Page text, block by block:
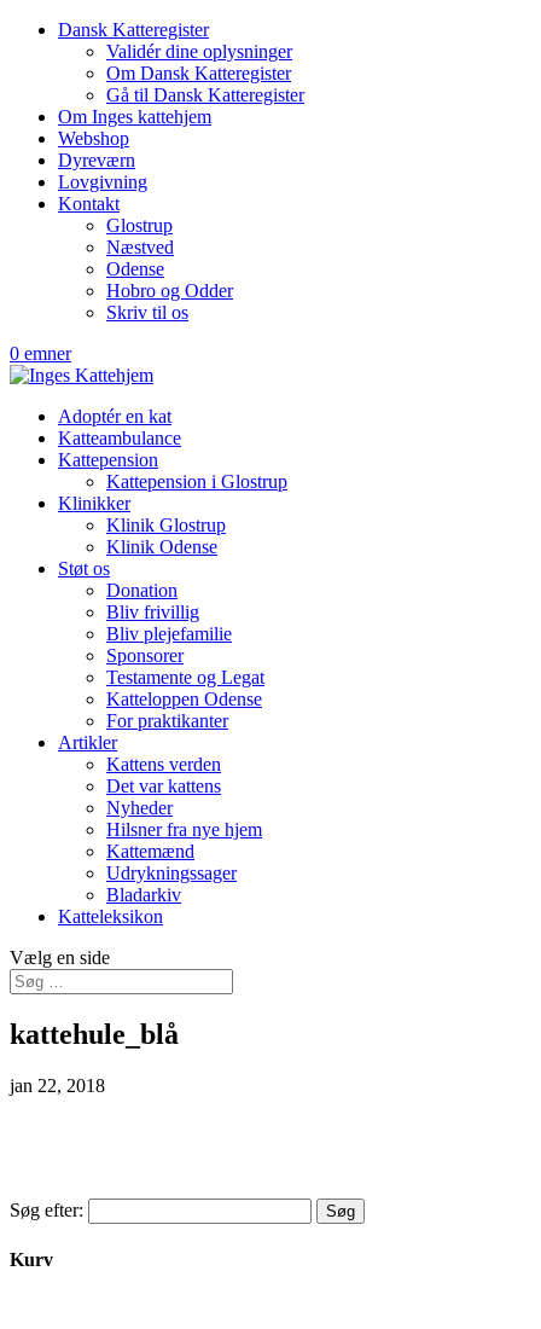
Dansk Katteregister
Validér dine oplysninger
Om Dansk Katteregister
Gå til Dansk Katteregister
Om Inges kattehjem
Webshop
Dyreværn
Lovgivning
Kontakt
Glostrup
Næstved
Odense
Hobro og Odder
Skriv til os
0 emner
Adoptér en kat
Katteambulance
Kattepension
Kattepension i Glostrup
Klinikker
Klinik Glostrup
Klinik Odense
Støt os
Donation
Bliv frivillig
Bliv plejefamilie
Sponsorer
Testamente og Legat
Katteloppen Odense
For praktikanter
Artikler
Kattens verden
Det var kattens
Nyheder
Hilsner fra nye hjem
Kattemænd
Udrykningssager
Bladarkiv
Katteleksikon
Vælg en side
kattehule_blå
jan 22, 2018
Søg efter:
Kurv